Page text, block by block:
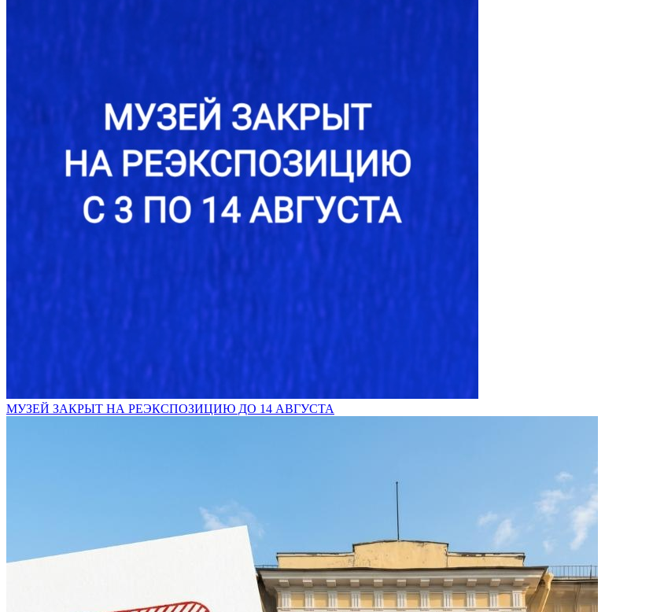
МУЗЕЙ ЗАКРЫТ НА РЕЭКСПОЗИЦИЮ ДО 14 АВГУСТА